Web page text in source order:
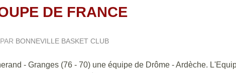
DE FRANCE
PAR BONNEVILLE BASKET CLUB
- Granges (76 - 70) une équipe de Drôme - Ardèche.